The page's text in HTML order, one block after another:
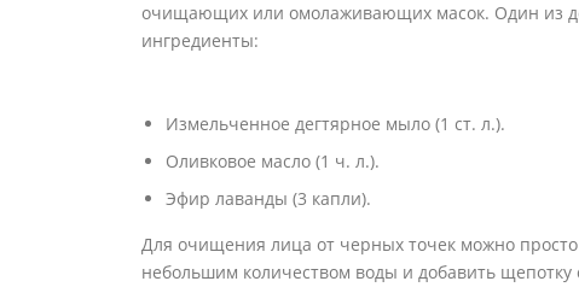
очищающих или омолаживающих масок. Один из
ингредиенты:
Измельченное дегтярное мыло (1 ст. л.).
Оливковое масло (1 ч. л.).
Эфир лаванды (3 капли).
Для очищения лица от черных точек можно
небольшим количеством воды и добавить